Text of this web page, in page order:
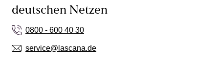
Milcheinschuss größere Brüste haben.
deutschen Netzen
0800 - 600 40 30
service@lascana.de